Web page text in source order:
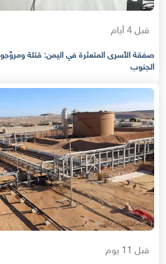
قبل 4 أيام
صفقة الأسرى المتعثرة في اليمن: قتلة
الجنوب
قبل 11 يوم